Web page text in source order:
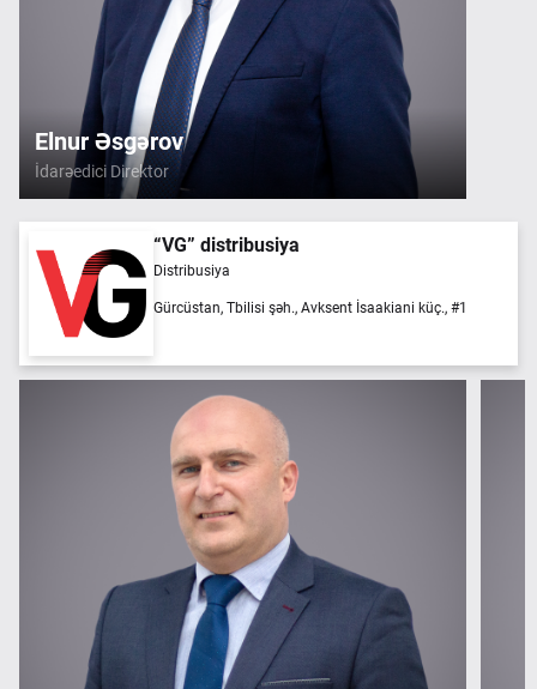
Elnur Əsgərov
İdarəedici Direktor
“VG” distribusiya
Distribusiya
Gürcüstan, Tbilisi şəh., Avksent İsaakiani küç., #1